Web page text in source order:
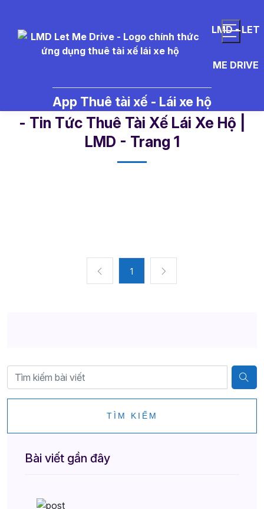
LMD - LET
ME DRIVE
App Thuê tài xế - Lái xe hộ
- Tin Tức Thuê Tài Xế Lái Xe Hộ |
LMD - Trang 1​
1
TÌM KIẾM
Bài viết gần đây